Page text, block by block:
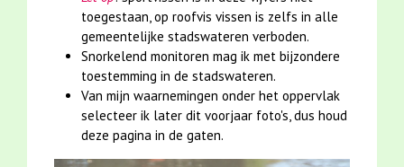
toegestaan, op roofvis vissen is zelfs in alle
gemeentelijke stadswateren verboden.
Snorkelend monitoren mag ik met bijzondere
toestemming in de stadswateren.
Van mijn waarnemingen onder het oppervlak
selecteer ik later dit voorjaar foto's, dus houd
deze pagina in de gaten.